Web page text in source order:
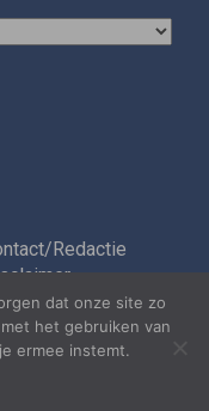
Redactie
dat onze site zo
het gebruiken van
ermee instemt.